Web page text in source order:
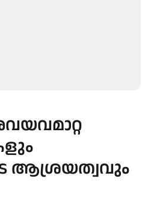
ആശ്രയത്വവും